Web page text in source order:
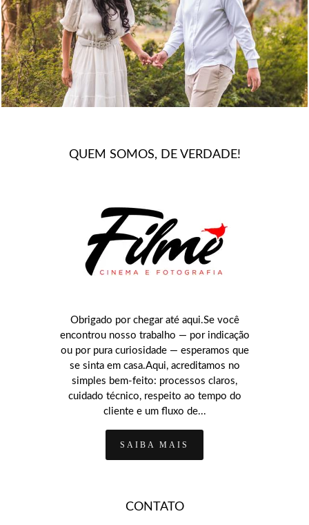
1185 0
QUEM SOMOS, DE VERDADE!
Obrigado por chegar até aqui.Se você
encontrou nosso trabalho — por indicação
ou por pura curiosidade — esperamos que
se sinta em casa.Aqui, acreditamos no
simples bem-feito: processos claros,
cuidado técnico, respeito ao tempo do
cliente e um fluxo de...
SAIBA MAIS
CONTATO